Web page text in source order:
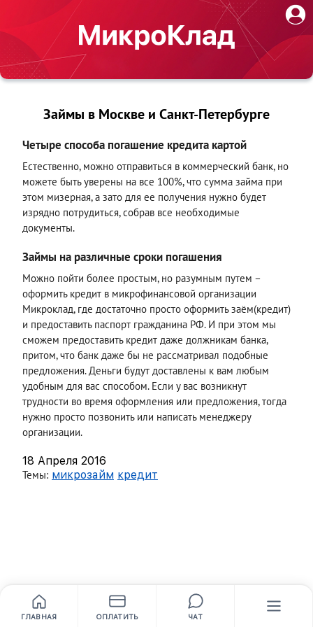
ГЛАВНАЯ ОПЛАТИТЬ ЧАТ
Займы в Москве и Санкт-Петербурге
Четыре способа погашение кредита картой
Естественно, можно отправиться в коммерческий банк, но
можете быть уверены на все 100%, что сумма займа при
этом мизерная, а зато для ее получения нужно будет
изрядно потрудиться, собрав все необходимые
документы.
Займы на различные сроки погашения
Можно пойти более простым, но разумным путем –
оформить кредит в микрофинансовой организации
Микроклад, где достаточно просто оформить заём(кредит)
и предоставить паспорт гражданина РФ. И при этом мы
сможем предоставить кредит даже должникам банка,
притом, что банк даже бы не рассматривал подобные
предложения. Деньги будут доставлены к вам любым
удобным для вас способом. Если у вас возникнут
трудности во время оформления или предложения, тогда
нужно просто позвонить или написать менеджеру
организации.
18 Апреля 2016
Темы: микрозайм кредит